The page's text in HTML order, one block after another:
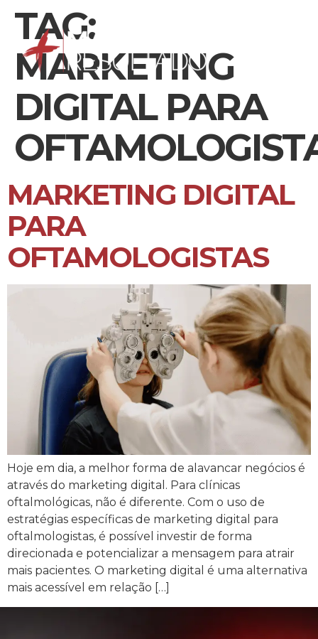
TAG:
MARKETING
DIGITAL PARA
MARKETING DIGITAL
PARA
OFTAMOLOGISTAS
Hoje em dia, a melhor forma de alavancar negócios é
através do marketing digital. Para clínicas
oftalmológicas, não é diferente. Com o uso de
estratégias específicas de marketing digital para
oftalmologistas, é possível investir de forma
direcionada e potencializar a mensagem para atrair
mais pacientes. O marketing digital é uma alternativa
mais acessível em relação […]